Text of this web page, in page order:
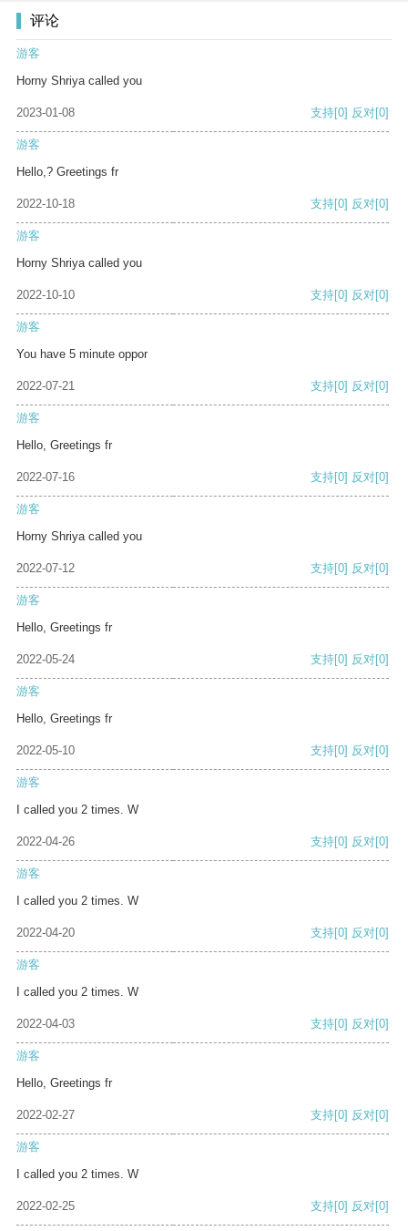
评论
游客
Horny Shriya called you
2023-01-08 支持[0] 反对[0]
游客
Hello,? Greetings fr
2022-10-18 支持[0] 反对[0]
游客
Horny Shriya called you
2022-10-10 支持[0] 反对[0]
游客
You have 5 minute oppor
2022-07-21 支持[0] 反对[0]
游客
Hello, Greetings fr
2022-07-16 支持[0] 反对[0]
游客
Horny Shriya called you
2022-07-12 支持[0] 反对[0]
游客
Hello, Greetings fr
2022-05-24 支持[0] 反对[0]
游客
Hello, Greetings fr
2022-05-10 支持[0] 反对[0]
游客
I called you 2 times. W
2022-04-26 支持[0] 反对[0]
游客
I called you 2 times. W
2022-04-20 支持[0] 反对[0]
游客
I called you 2 times. W
2022-04-03 支持[0] 反对[0]
游客
Hello, Greetings fr
2022-02-27 支持[0] 反对[0]
游客
I called you 2 times. W
2022-02-25 支持[0] 反对[0]